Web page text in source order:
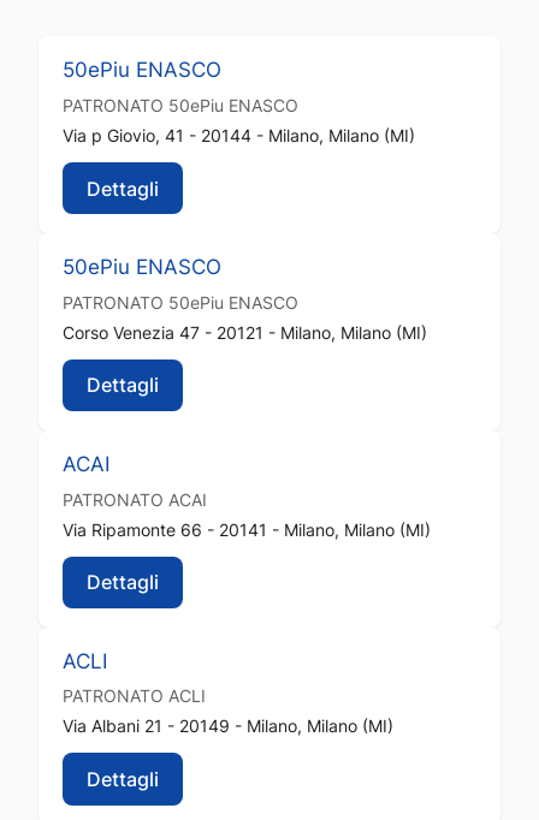
50ePiu ENASCO
PATRONATO 50ePiu ENASCO
Via p Giovio, 41 - 20144 - Milano, Milano (MI)
Dettagli
50ePiu ENASCO
PATRONATO 50ePiu ENASCO
Corso Venezia 47 - 20121 - Milano, Milano (MI)
Dettagli
ACAI
PATRONATO ACAI
Via Ripamonte 66 - 20141 - Milano, Milano (MI)
Dettagli
ACLI
PATRONATO ACLI
Via Albani 21 - 20149 - Milano, Milano (MI)
Dettagli